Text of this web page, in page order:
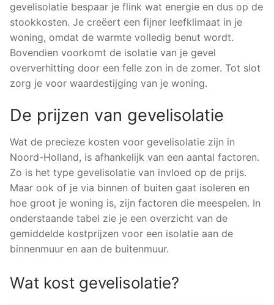
gevelisolatie bespaar je flink wat energie en dus op de
stookkosten. Je creëert een fijner leefklimaat in je
woning, omdat de warmte volledig benut wordt.
Bovendien voorkomt de isolatie van je gevel
oververhitting door een felle zon in de zomer. Tot slot
zorg je voor waardestijging van je woning.
De prijzen van gevelisolatie
Wat de precieze kosten voor gevelisolatie zijn in
Noord-Holland, is afhankelijk van een aantal factoren.
Zo is het type gevelisolatie van invloed op de prijs.
Maar ook of je via binnen of buiten gaat isoleren en
hoe groot je woning is, zijn factoren die meespelen. In
onderstaande tabel zie je een overzicht van de
gemiddelde kostprijzen voor een isolatie aan de
binnenmuur en aan de buitenmuur.
Wat kost gevelisolatie?